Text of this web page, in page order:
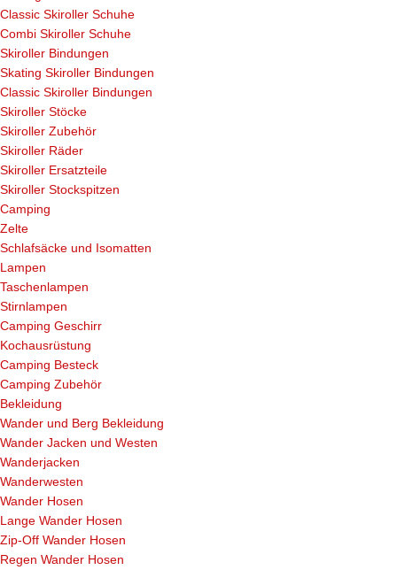
Classic Skiroller Schuhe
Combi Skiroller Schuhe
Skiroller Bindungen
Skating Skiroller Bindungen
Classic Skiroller Bindungen
Skiroller Stöcke
Skiroller Zubehör
Skiroller Räder
Skiroller Ersatzteile
Skiroller Stockspitzen
Camping
Zelte
Schlafsäcke und Isomatten
Lampen
Taschenlampen
Stirnlampen
Camping Geschirr
Kochausrüstung
Camping Besteck
Camping Zubehör
Bekleidung
Wander und Berg Bekleidung
Wander Jacken und Westen
Wanderjacken
Wanderwesten
Wander Hosen
Lange Wander Hosen
Zip-Off Wander Hosen
Regen Wander Hosen